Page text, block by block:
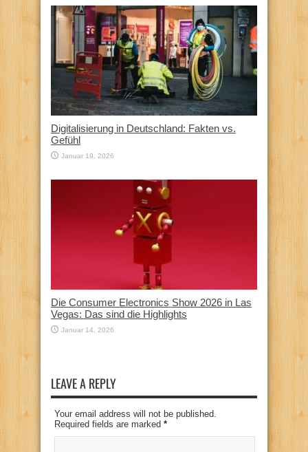
Digitalisierung in Deutschland: Fakten vs.
Gefühl
Januar 19, 2026
Die Consumer Electronics Show 2026 in Las
Vegas: Das sind die Highlights
Januar 14, 2026
LEAVE A REPLY
Your email address will not be published.
Required fields are marked *